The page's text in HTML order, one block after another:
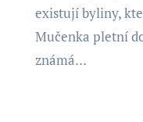
existují byliny,
Mučenka pletní
známá…